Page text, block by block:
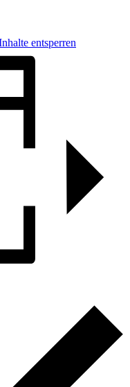
entsperren